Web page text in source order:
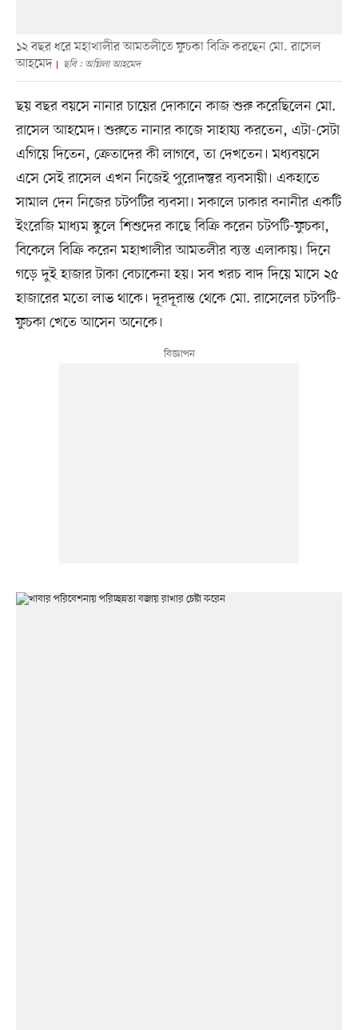
১২ বছর ধরে মহাখালীর আমতলীতে ফুচকা বিক্রি করছেন মো. রাসেল
আহমেদ
ছবি : অগ্নিলা আহমেদ
ছয় বছর বয়সে নানার চায়ের দোকানে কাজ শুরু করেছিলেন মো.
রাসেল আহমেদ। শুরুতে নানার কাজে সাহায্য করতেন, এটা-সেটা
এগিয়ে দিতেন, ক্রেতাদের কী লাগবে, তা দেখতেন। মধ্যবয়সে
এসে সেই রাসেল এখন নিজেই পুরোদস্তুর ব্যবসায়ী। একহাতে
সামাল দেন নিজের চটপটির ব্যবসা। সকালে ঢাকার বনানীর একটি
ইংরেজি মাধ্যম স্কুলে শিশুদের কাছে বিক্রি করেন চটপটি-ফুচকা,
বিকেলে বিক্রি করেন মহাখালীর আমতলীর ব্যস্ত এলাকায়। দিনে
গড়ে দুই হাজার টাকা বেচাকেনা হয়। সব খরচ বাদ দিয়ে মাসে ২৫
হাজারের মতো লাভ থাকে। দূরদূরান্ত থেকে মো. রাসেলের চটপটি-
ফুচকা খেতে আসেন অনেকে।